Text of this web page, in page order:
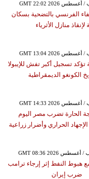
الفرنسي بالتضحية بسكان
لإنقاذ منازل الأثرياء
تؤكد تسجيل أكبر تفش للإيبولا
الكونغو الديمقراطية
الحارة تضرب مصر اليوم
الحراري وأضرار زراعية
هبوط النفط إثر إرجاء ترامب
ضرب إيران